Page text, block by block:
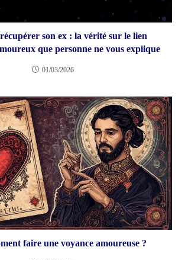
son ex : la vérité sur le lien
que personne ne vous explique
01/03/2026
faire une voyance amoureuse ?